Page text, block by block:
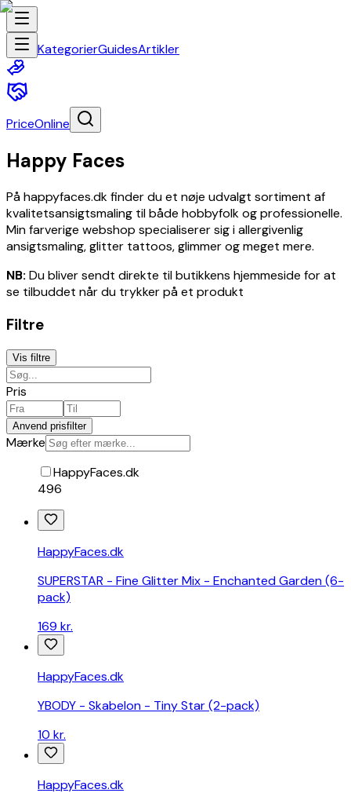
Hjem
og
småbørn
og
legetøj
Sundhed
og
skønhed
Dyr
tilbehør
til
Kunst
underholdning
optik
Fødevarer,
drikkevarer
og
tobak
Tøj
tilbehør
Kontorartikler
og
tasker
Køretøjer
og
dele
Medier
Møbler
Religiøst
ceremonielt
Erhverv
og
industri
KategorierGuidesArtikler
PriceOnline
Happy Faces
På happyfaces.dk finder du et nøje udvalgt sortiment af
kvalitetsansigtsmaling til både hobbyfolk og professionelle.
Min farverige webshop specialiserer sig i allergivenlig
ansigtsmaling, glitter tattoos, glimmer og meget mere.
NB: Du bliver sendt direkte til butikkens hjemmeside for at
se tilbuddet når du trykker på et produkt
Filtre
Vis filtre
Pris
Anvend prisfilter
Mærke
HappyFaces.dk
496
HappyFaces.dk
SUPERSTAR - Fine Glitter Mix - Enchanted Garden (6-
pack)
169 kr.
HappyFaces.dk
YBODY - Skabelon - Tiny Star (2-pack)
10 kr.
HappyFaces.dk